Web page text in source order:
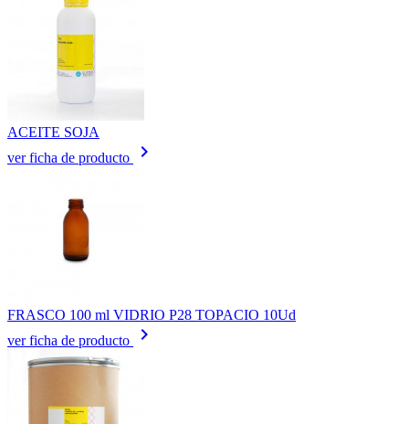
ACEITE SOJA
ver ficha de producto
keyboard_arrow_right
FRASCO 100 ml VIDRIO P28 TOPACIO 10Ud
ver ficha de producto
keyboard_arrow_right